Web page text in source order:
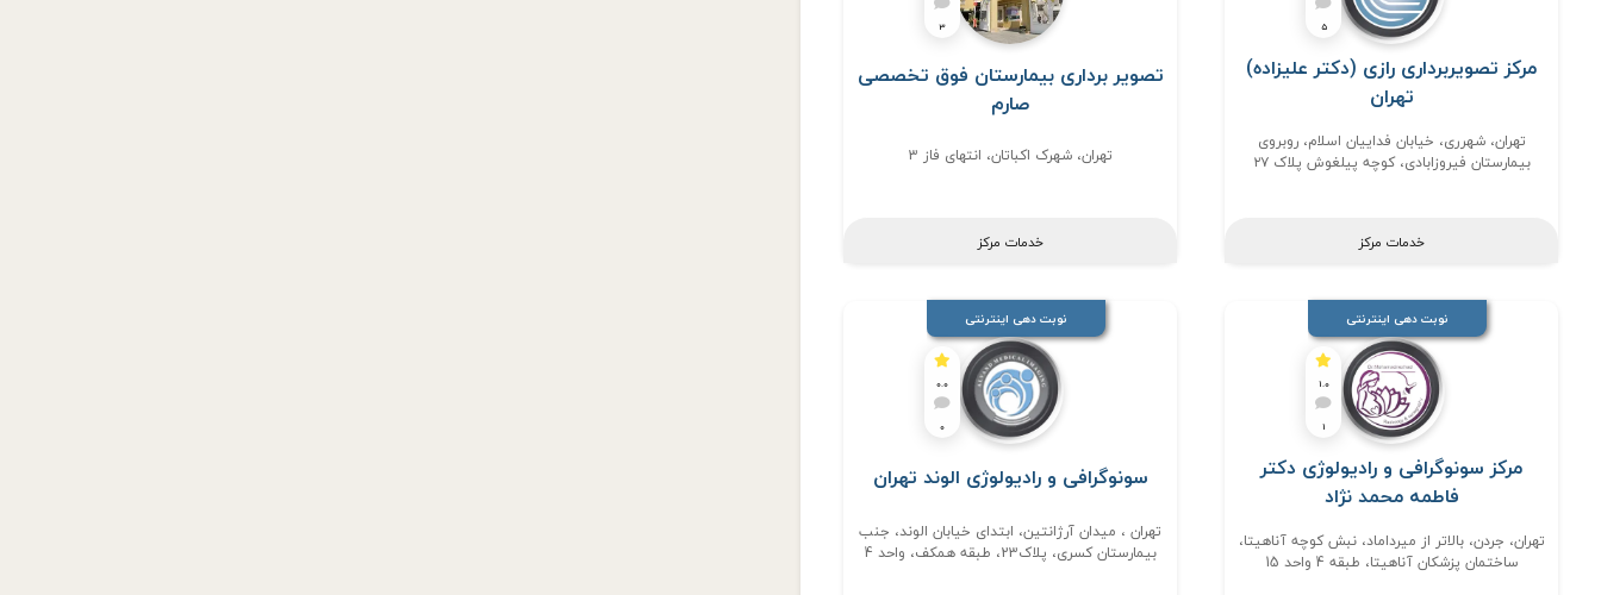
5
مرکز تصویربرداری رازی (دکتر علیزاده)
تهران
تهران، شهرری، خیابان فداییان اسلام، روبروی
بیمارستان فیروزابادی، کوچه پیلغوش پلاک ۲۷
خدمات مرکز
3
تصویر برداری بیمارستان فوق تخصصی
صارم
تهران، شهرک اکباتان، انتهای فاز 3
خدمات مرکز
نوبت دهی اینترنتی
1.0
1
مرکز سونوگرافی و رادیولوژی دکتر
فاطمه محمد نژاد
تهران، جردن، بالاتر از میرداماد، نبش کوچه آناهیتا،
ساختمان پزشکان آناهیتا، طبقه 4 واحد 15
نوبت دهی اینترنتی
0.0
0
سونوگرافی و رادیولوژی الوند تهران
تهران ، میدان آرژانتین، ابتدای خیابان الوند، جنب
بیمارستان کسری، پلاک23، طبقه همکف، واحد 4